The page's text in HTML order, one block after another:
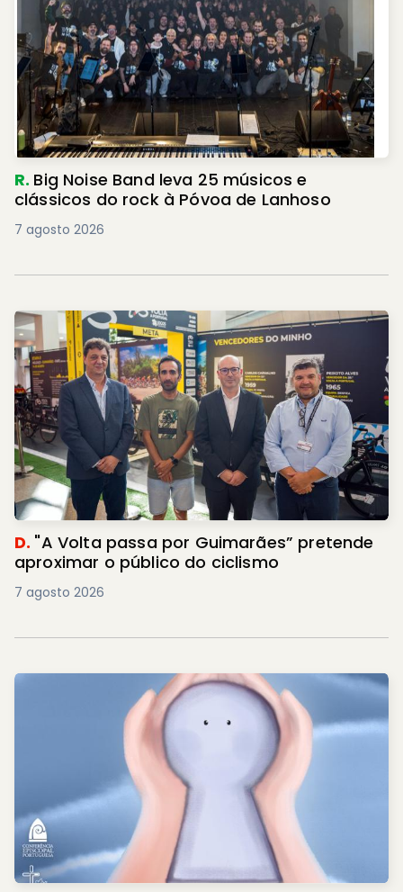
R. Big Noise Band leva 25 músicos e
clássicos do rock à Póvoa de Lanhoso
7 agosto 2026
D. "A Volta passa por Guimarães” pretende
aproximar o público do ciclismo
7 agosto 2026